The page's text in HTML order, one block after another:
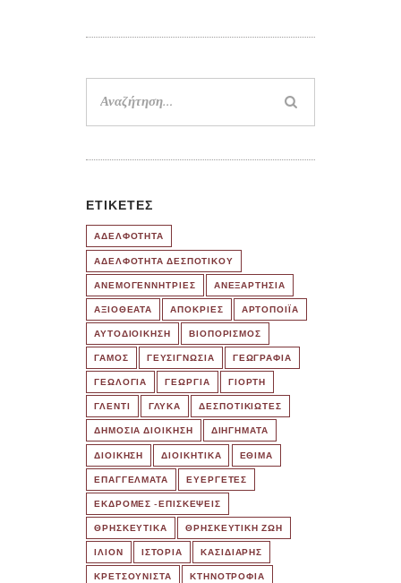
για:
ΕΤΙΚΈΤΕΣ
ΑΔΕΛΦΟΤΗΤΑ
ΑΔΕΛΦΟΤΗΤΑ ΔΕΣΠΟΤΙΚΟΥ
ΑΝΕΜΟΓΕΝΝΗΤΡΙΕΣ ΑΝΕΞΑΡΤΗΣΙΑ
ΑΞΙΟΘΕΑΤΑ ΑΠΟΚΡΙΕΣ ΑΡΤΟΠΟΙΪΑ
ΑΥΤΟΔΙΟΙΚΗΣΗ ΒΙΟΠΟΡΙΣΜΟΣ
ΓΑΜΟΣ ΓΕΥΣΙΓΝΩΣΙΑ ΓΕΩΓΡΑΦΙΑ
ΓΕΩΛΟΓΙΑ ΓΕΩΡΓΙΑ ΓΙΟΡΤΗ
ΓΛΕΝΤΙ ΓΛΥΚΑ ΔΕΣΠΟΤΙΚΙΩΤΕΣ
ΔΗΜΟΣΙΑ ΔΙΟΙΚΗΣΗ ΔΙΗΓΗΜΑΤΑ
ΔΙΟΙΚΗΣΗ ΔΙΟΙΚΗΤΙΚΑ ΕΘΙΜΑ
ΕΠΑΓΓΕΛΜΑΤΑ ΕΥΕΡΓΕΤΕΣ
ΕΚΔΡΟΜΈΣ -ΕΠΙΣΚΕΨΕΙΣ
ΘΡΗΣΚΕΥΤΙΚΑ ΘΡΗΣΚΕΥΤΙΚΗ ΖΩΗ
ΙΛΙΟΝ ΙΣΤΟΡΙΑ ΚΑΣΙΔΙΑΡΗΣ
ΚΡΕΤΣΟΥΝΙΣΤΑ ΚΤΗΝΟΤΡΟΦΙΑ